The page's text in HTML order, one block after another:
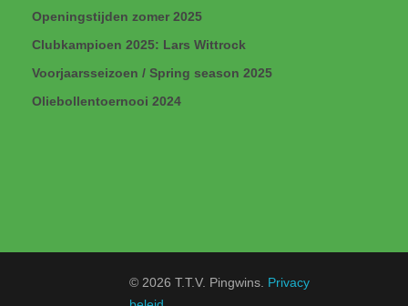
Openingstijden zomer 2025
Clubkampioen 2025: Lars Wittrock
Voorjaarsseizoen / Spring season 2025
Oliebollentoernooi 2024
© 2026 T.T.V. Pingwins. Privacy